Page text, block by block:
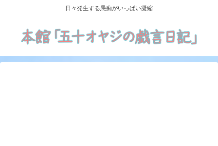
日々発生する愚痴がいっぱい凝縮